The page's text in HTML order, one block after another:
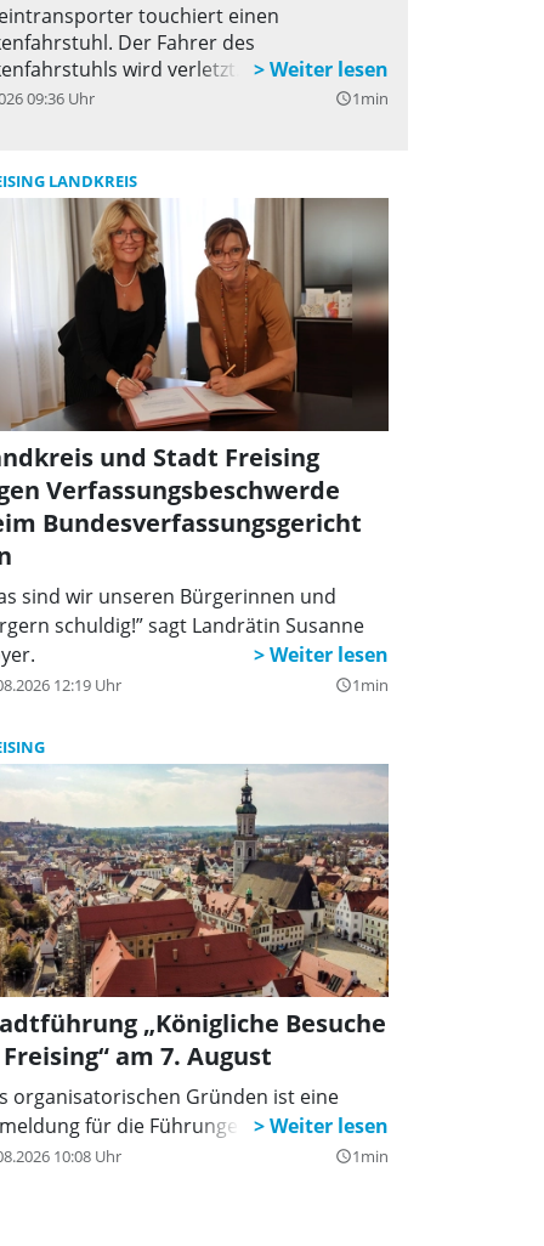
touchiert einen
Der Fahrer des
wird verletzt.
09:36 Uhr query_builder1min
LANDKREIS
und Stadt Freising
Verfassungsbeschwerde
Bundesverfassungsgericht
sind wir unseren Bürgerinnen und
schuldig!” sagt Landrätin Susanne
12:19 Uhr query_builder1min
„Königliche Besuche
am 7. August
organisatorischen Gründen ist eine
für die Führungen erforderlich.
10:08 Uhr query_builder1min